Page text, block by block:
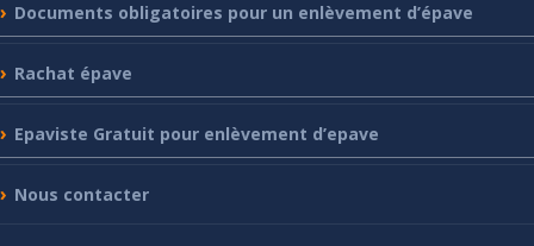
Documents obligatoires pour un enlèvement d’épave
Rachat épave
Epaviste Gratuit pour enlèvement d’epave
Nous contacter